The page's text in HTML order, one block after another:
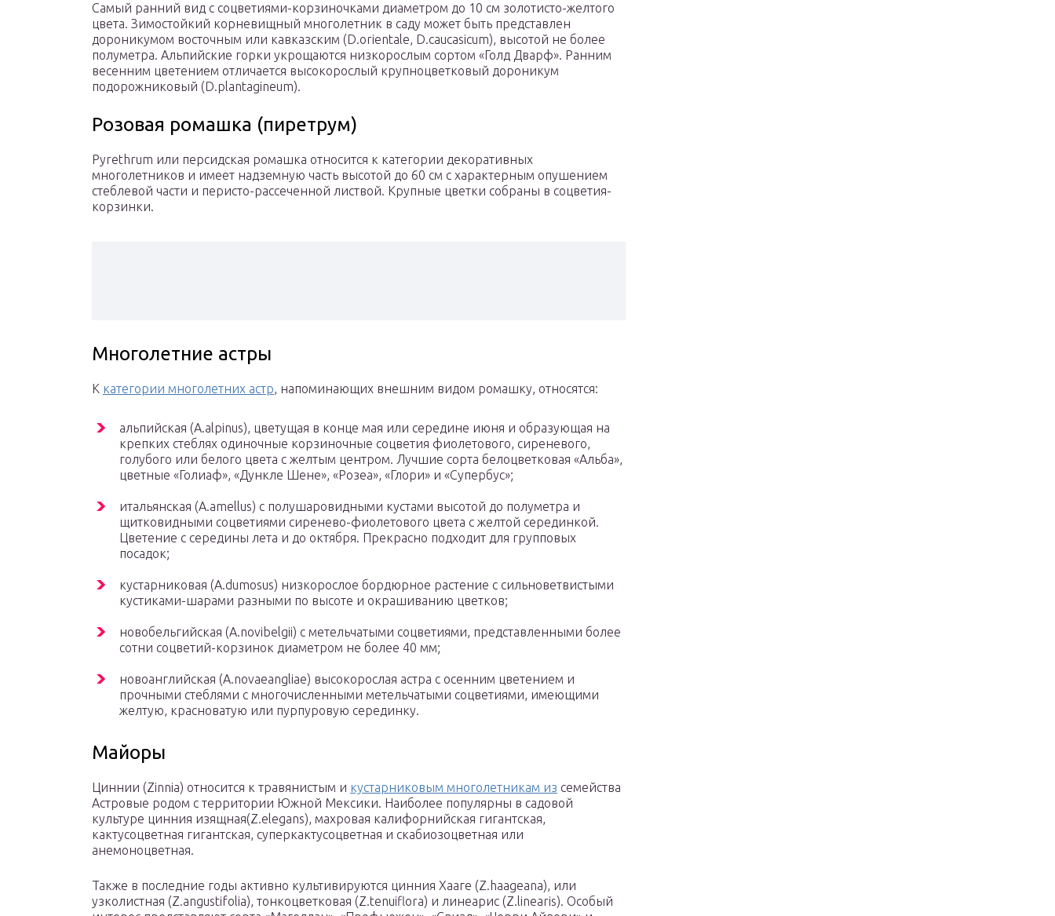
Самый ранний вид с соцветиями-корзиночками диаметром до 10 см золотисто-желтого
цвета. Зимостойкий корневищный многолетник в саду может быть представлен
дороникумом восточным или кавказским (D.orientale, D.caucasicum), высотой не более
полуметра. Альпийские горки укрощаются низкорослым сортом «Голд Дварф». Ранним
весенним цветением отличается высокорослый крупноцветковый дороникум
подорожниковый (D.plantagineum).
Розовая ромашка (пиретрум)
Рyrеthrum или персидская ромашка относится к категории декоративных
многолетников и имеет надземную часть высотой до 60 см с характерным опушением
стеблевой части и перисто-рассеченной листвой. Крупные цветки собраны в соцветия-
корзинки.
Многолетние астры
К категории многолетних астр, напоминающих внешним видом poмaшку, относятся:
альпийская (A.alpinus), цветущая в конце мая или середине июня и образующая на
крепких стеблях одиночные корзиночные соцветия фиолетового, сиреневого,
голубого или белого цвета с желтым центром. Лучшие сорта белоцветковая «Альба»,
цветные «Голиаф», «Дункле Шене», «Розеа», «Глори» и «Супербус»;
итальянская (A.amellus) с полушаровидными кустами высотой до полуметра и
щитковидными соцветиями сиренево-фиолетового цвета с желтой серединкой.
Цветение с середины лета и до октября. Прекрасно подходит для групповых
посадок;
кустарниковая (A.dumosus) низкорослое бордюрное растение с сильноветвистыми
кустиками-шарами разными по высоте и окрашиванию цветков;
новобельгийская (A.novibelgii) с метельчатыми соцветиями, представленными более
сотни соцветий-корзинок диаметром не более 40 мм;
новоанглийская (A.novaeangliae) высокорослая астра с осенним цветением и
прочными стеблями с многочисленными метельчатыми соцветиями, имеющими
желтую, красноватую или пурпуровую серединку.
Майоры
Циннии (Zinniа) относится к травянистым и кустарниковым многолетникам из семейства
Астровые родом с территории Южной Мексики. Наиболее популярны в садовой
культуре цинния изящная(Z.elegans), махровая калифорнийская гигантская,
кактусоцветная гигантская, суперкактусоцветная и скабиозоцветная или
анемоноцветная.
Также в последние годы активно культивируются цинния Хааге (Z.haageana), или
узколистная (Z.angustifolia), тонкоцветковая (Z.tenuiflora) и линеарис (Z.linearis). Особый